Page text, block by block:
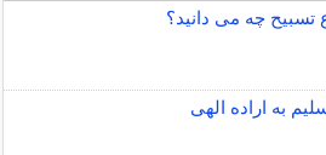
تسبیح چه می دانید؟
به اراده الهی